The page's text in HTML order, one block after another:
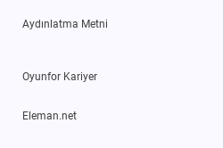
Aydınlatma Metni
Oyunfor Kariyer
Eleman.net